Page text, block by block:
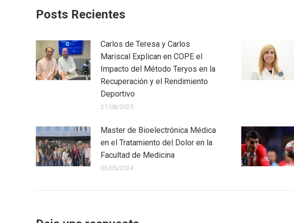
Posts Recientes
Carlos de Teresa y Carlos
Mariscal Explican en COPE el
Impacto del Método Teryos en la
Recuperación y el Rendimiento
Deportivo
27/08/2025
Master de Bioelectrónica Médica
en el Tratamiento del Dolor en la
Facultad de Medicina
03/05/2024